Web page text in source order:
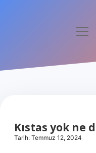
Kıstas yok ne
Tarih: Temmuz 12, 2024